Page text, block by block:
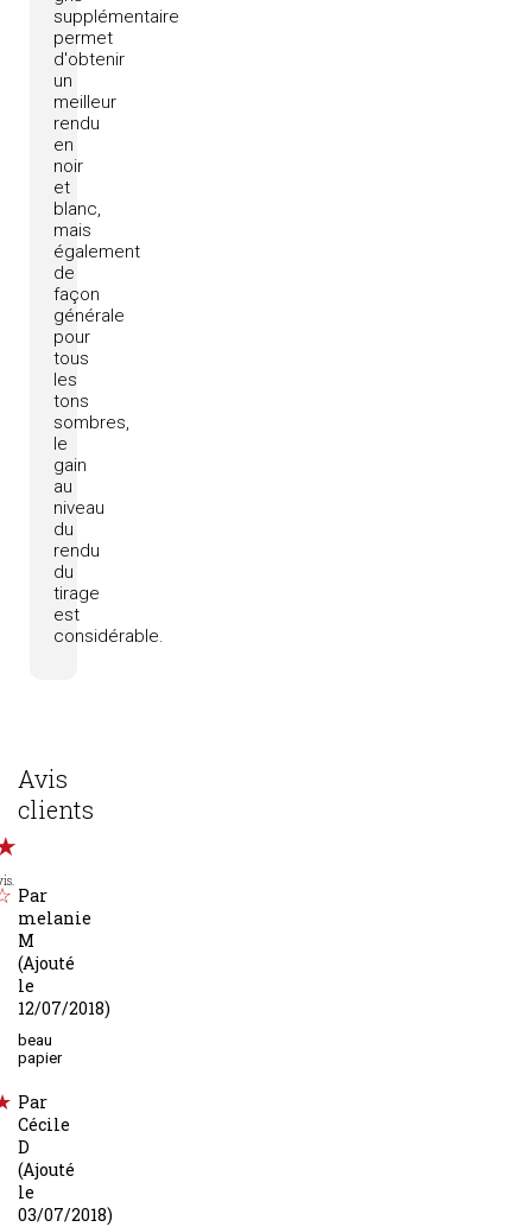
supplémentaire
permet
d'obtenir
un
meilleur
rendu
en
noir
et
blanc,
mais
également
de
façon
générale
pour
tous
les
tons
sombres,
le
gain
au
niveau
du
rendu
du
tirage
est
considérable.
Avis
clients
Par
melanie
M
(Ajouté
le
12/07/2018)
beau
papier
Par
Cécile
D
(Ajouté
le
03/07/2018)